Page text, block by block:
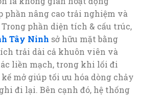
phần nâng cao trải nghiệm và
phần diện tích & cấu trúc,
Tây Ninh sở hữu mặt bằng
trải dài cả khuôn viên và
liền mạch, trong khi lối đi
mở giúp tối ưu hóa dòng chảy
đi lại. Bên cạnh đó, hệ thống